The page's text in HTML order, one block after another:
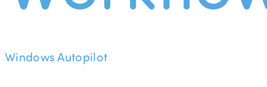
Windows Autopilot